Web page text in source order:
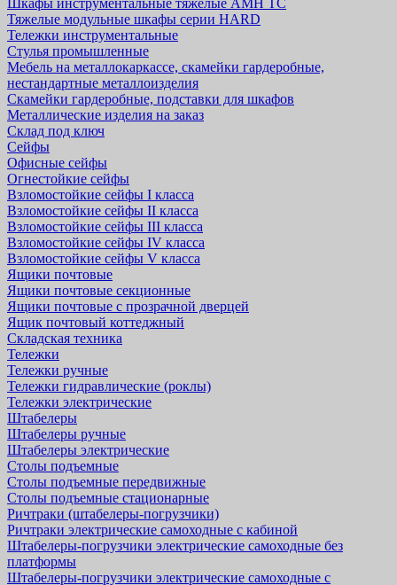
Шкафы инструментальные тяжелые AMH TC
Тяжелые модульные шкафы серии HARD
Тележки инструментальные
Стулья промышленные
Мебель на металлокаркассе, скамейки гардеробные,
нестандартные металлоизделия
Скамейки гардеробные, подставки для шкафов
Металлические изделия на заказ
Склад под ключ
Сейфы
Офисные сейфы
Огнестойкие сейфы
Взломостойкие сейфы I класса
Взломостойкие сейфы II класса
Взломостойкие сейфы III класса
Взломостойкие сейфы IV класса
Взломостойкие сейфы V класса
Ящики почтовые
Ящики почтовые секционные
Ящики почтовые с прозрачной дверцей
Ящик почтовый коттеджный
Складская техника
Тележки
Тележки ручные
Тележки гидравлические (роклы)
Тележки электрические
Штабелеры
Штабелеры ручные
Штабелеры электрические
Столы подъемные
Столы подъемные передвижные
Столы подъемные стационарные
Ричтраки (штабелеры-погрузчики)
Ричтраки электрические самоходные с кабиной
Штабелеры-погрузчики электрические самоходные без
платформы
Штабелеры-погрузчики электрические самоходные с